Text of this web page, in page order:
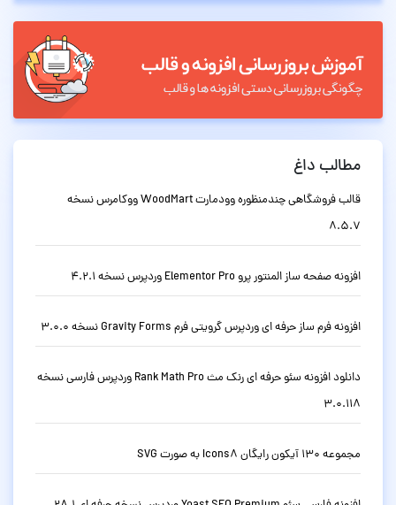
مطالب داغ
قالب فروشگاهی چندمنظوره وودمارت WoodMart ووکامرس نسخه
8.5.7
افزونه صفحه ساز المنتور پرو Elementor Pro وردپرس نسخه 4.2.1
افزونه فرم ساز حرفه ای وردپرس گرویتی فرم Gravity Forms نسخه 3.0.0
دانلود افزونه سئو حرفه ای رنک مث Rank Math Pro وردپرس فارسی نسخه
3.0.118
مجموعه 130 آیکون رایگان Icons8 به صورت SVG